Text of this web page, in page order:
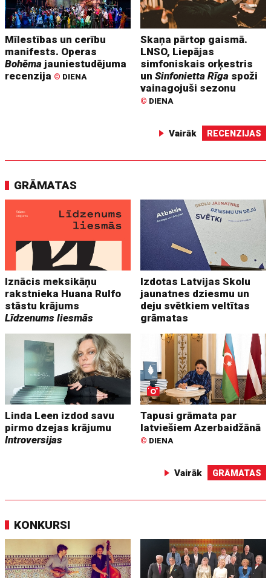
Mīlestības un cerību
manifests. Operas
Bohēma jauniestudējuma
recenzija © DIENA
Skaņa pārtop gaismā.
LNSO, Liepājas
simfoniskais orķestris
unSinfonietta Rīga spoži
vainagojuši sezonu
© DIENA
Vairāk RECENZIJAS
GRĀMATAS
Iznācis meksikāņu
rakstnieka Huana Rulfo
stāstu krājums
Līdzenums liesmās
Izdotas Latvijas Skolu
jaunatnes dziesmu un
deju svētkiem veltītas
grāmatas
Linda Leen izdod savu
pirmo dzejas krājumu
Introversijas
Tapusi grāmata par
latviešiem Azerbaidžānā
© DIENA
Vairāk GRĀMATAS
KONKURSI